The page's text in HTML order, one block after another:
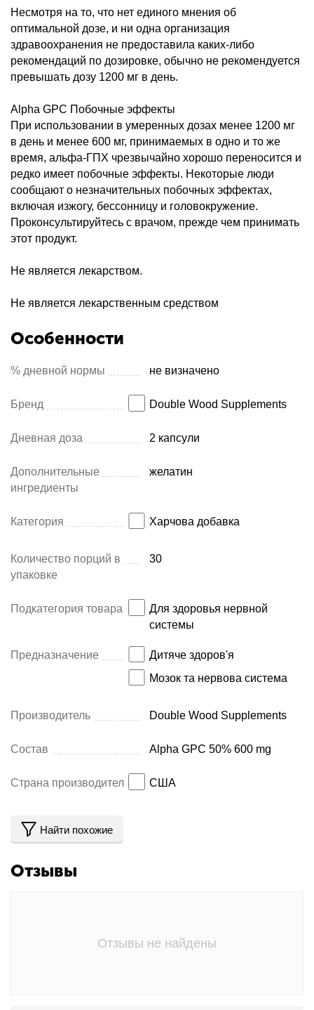
Несмотря на то, что нет единого мнения об
оптимальной дозе, и ни одна организация
здравоохранения не предоставила каких-либо
рекомендаций по дозировке, обычно не рекомендуется
превышать дозу 1200 мг в день.
Alpha GPC Побочные эффекты
При использовании в умеренных дозах менее 1200 мг
в день и менее 600 мг, принимаемых в одно и то же
время, альфа-ГПХ чрезвычайно хорошо переносится и
редко имеет побочные эффекты. Некоторые люди
сообщают о незначительных побочных эффектах,
включая изжогу, бессонницу и головокружение.
Проконсультируйтесь с врачом, прежде чем принимать
этот продукт.
Не является лекарством.
Не является лекарственным средством
Особенности
% дневной нормы не визначено
Бренд Double Wood Supplements
Дневная доза 2 капсули
Дополнительные
ингредиенты
желатин
Категория Харчова добавка
Количество порций в
упаковке
30
Подкатегория товара
Для здоровья нервной
системы
Предназначение
Дитяче здоров'я
Мозок та нервова система
Производитель Double Wood Supplements
Состав Alpha GPC 50% 600 mg
Страна производитель США
Найти похожие
Отзывы
Отзывы не найдены